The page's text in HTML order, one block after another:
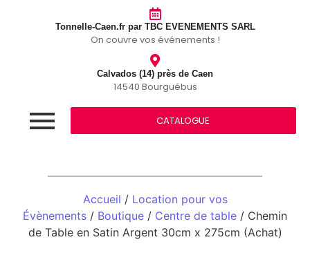
Tonnelle-Caen.fr par TBC EVENEMENTS SARL
On couvre vos événements !
Calvados (14) près de Caen
14540 Bourguébus
CATALOGUE
Accueil / Location pour vos
Évènements / Boutique / Centre de table / Chemin
de Table en Satin Argent 30cm x 275cm (Achat)